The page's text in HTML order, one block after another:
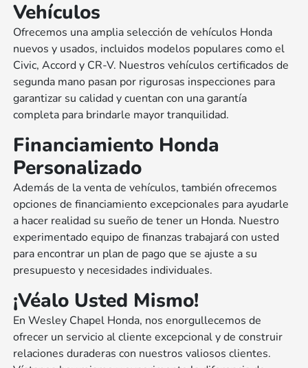
Vehículos
Ofrecemos una amplia selección de vehículos Honda
nuevos y usados, incluidos modelos populares como el
Civic, Accord y CR-V. Nuestros vehículos certificados de
segunda mano pasan por rigurosas inspecciones para
garantizar su calidad y cuentan con una garantía
completa para brindarle mayor tranquilidad.
Financiamiento Honda
Personalizado
Además de la venta de vehículos, también ofrecemos
opciones de financiamiento excepcionales para ayudarle
a hacer realidad su sueño de tener un Honda. Nuestro
experimentado equipo de finanzas trabajará con usted
para encontrar un plan de pago que se ajuste a su
presupuesto y necesidades individuales.
¡Véalo Usted Mismo!
En Wesley Chapel Honda, nos enorgullecemos de
ofrecer un servicio al cliente excepcional y de construir
relaciones duraderas con nuestros valiosos clientes.